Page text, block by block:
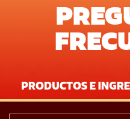
PRODUCTOS E